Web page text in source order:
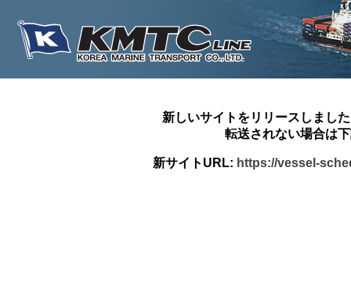
新しいサイトをリリースしまし
転送されない場合は
新サイトURL: https://vessel-